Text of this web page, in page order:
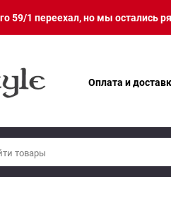
59/1 переехал, но мы остались
Оплата и